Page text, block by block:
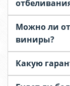
Можно ли
виниры?
Какую